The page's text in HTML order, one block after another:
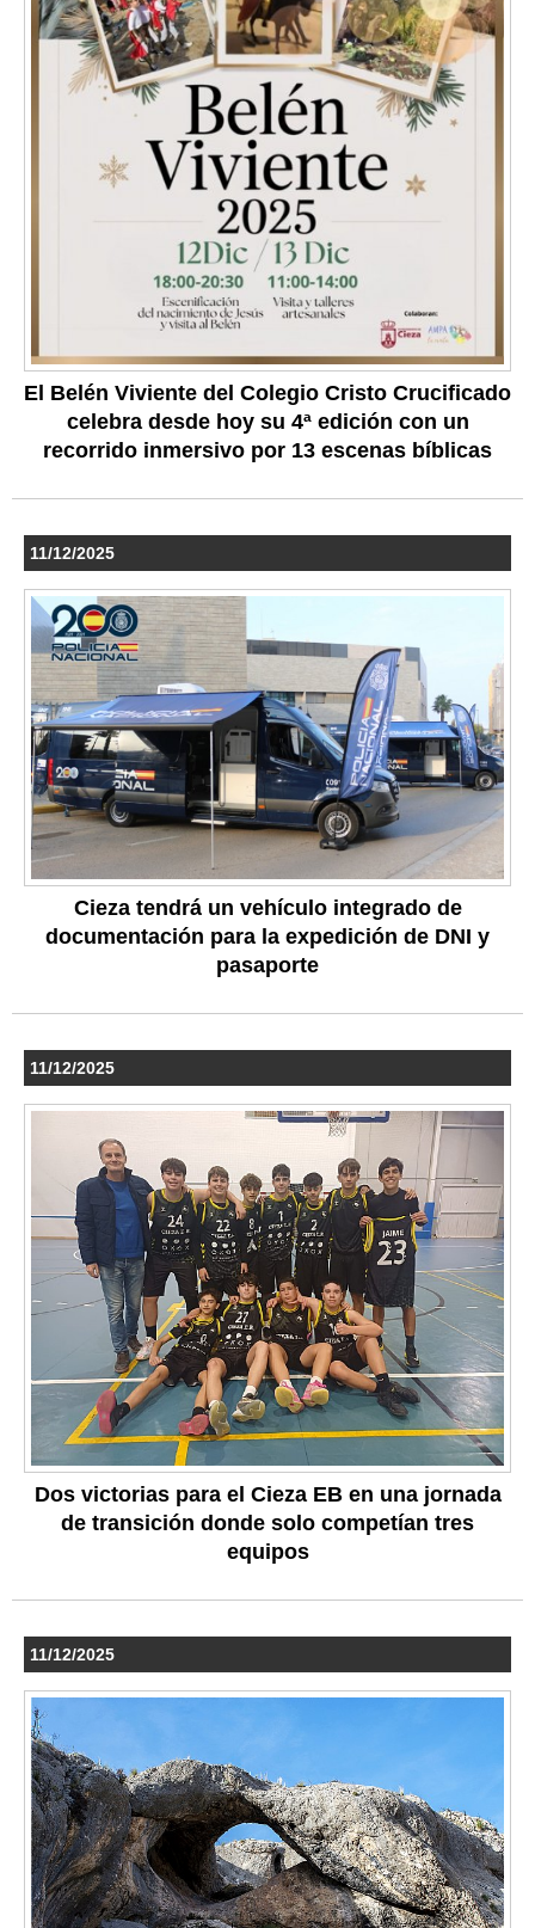
El Belén Viviente del Colegio Cristo Crucificado
celebra desde hoy su 4ª edición con un
recorrido inmersivo por 13 escenas bíblicas
11/12/2025
Cieza tendrá un vehículo integrado de
documentación para la expedición de DNI y
pasaporte
11/12/2025
Dos victorias para el Cieza EB en una jornada
de transición donde solo competían tres
equipos
11/12/2025